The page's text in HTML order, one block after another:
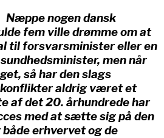
Næppe nogen dansk
fem ville drømme om at
til forsvarsminister eller en
men når
så har den slags
aldrig været et
af det 20. århundrede har
med at sætte sig på den
erhvervet og de